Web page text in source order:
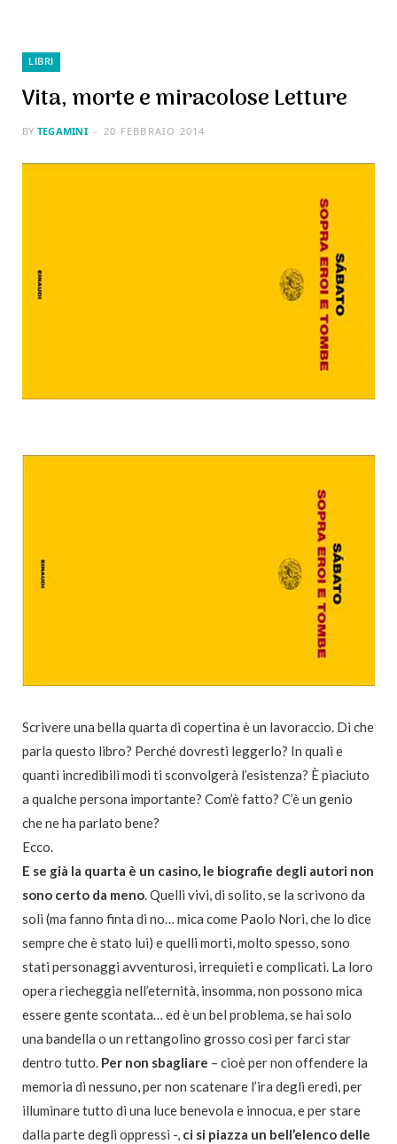
LIBRI
Vita, morte e miracolose Letture
BY TEGAMINI 20 FEBBRAIO 2014
Scrivere una bella quarta di copertina è un lavoraccio. Di che
parla questo libro? Perché dovresti leggerlo? In quali e
quanti incredibili modi ti sconvolgerà l’esistenza? È piaciuto
a qualche persona importante? Com’è fatto? C’è un genio
che ne ha parlato bene?
Ecco.
E se già la quarta è un casino, le biografie degli autori non
sono certo da meno. Quelli vivi, di solito, se la scrivono da
soli (ma fanno finta di no… mica come Paolo Nori, che lo dice
sempre che è stato lui) e quelli morti, molto spesso, sono
stati personaggi avventurosi, irrequieti e complicati. La loro
opera riecheggia nell’eternità, insomma, non possono mica
essere gente scontata… ed è un bel problema, se hai solo
una bandella o un rettangolino grosso così per farci star
dentro tutto. Per non sbagliare – cioè per non offendere la
memoria di nessuno, per non scatenare l’ira degli eredi, per
illuminare tutto di una luce benevola e innocua, e per stare
dalla parte degli oppressi -, ci si piazza un bell’elenco delle